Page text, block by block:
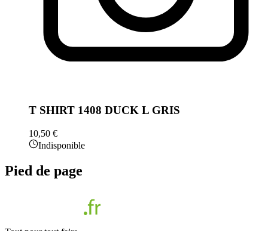
T SHIRT 1408 DUCK L GRIS
10,50 €
Indisponible
Pied de page